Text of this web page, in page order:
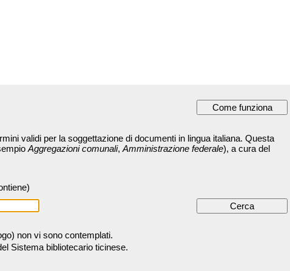
validi per la soggettazione di documenti in lingua italiana. Questa
Aggregazioni comunali, Amministrazione federale), a cura del
non vi sono contemplati.
Sistema bibliotecario ticinese.